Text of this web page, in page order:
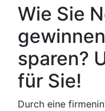
Wie Sie
sparen?
für Sie!
Durch eine